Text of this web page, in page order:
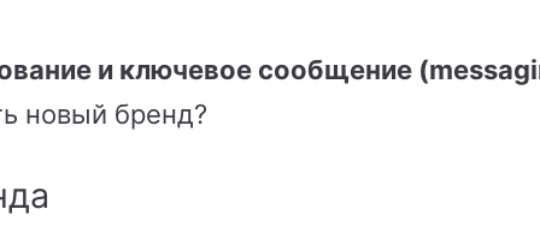
и ключевое сообщение
новый бренд?